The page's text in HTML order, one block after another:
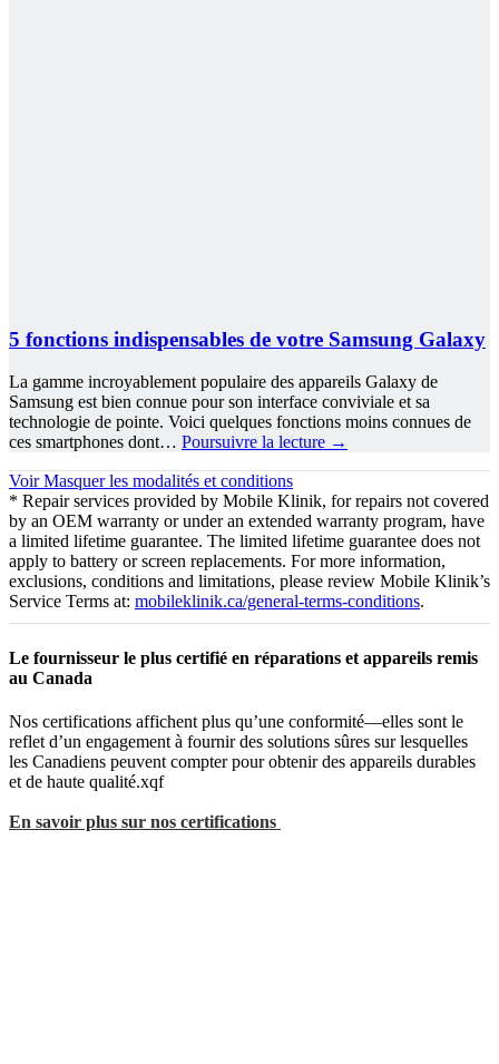
5 fonctions indispensables de votre Samsung Galaxy
La gamme incroyablement populaire des appareils Galaxy de
Samsung est bien connue pour son interface conviviale et sa
technologie de pointe. Voici quelques fonctions moins connues de
ces smartphones dont… Poursuivre la lecture →
Voir Masquerles modalités et conditions
* Repair services provided by Mobile Klinik, for repairs not covered
by an OEM warranty or under an extended warranty program, have
a limited lifetime guarantee. The limited lifetime guarantee does not
apply to battery or screen replacements. For more information,
exclusions, conditions and limitations, please review Mobile Klinik’s
Service Terms at: mobileklinik.ca/general-terms-conditions.
Le fournisseur le plus certifié en réparations et appareils remis
au Canada
Nos certifications affichent plus qu’une conformité—elles sont le
reflet d’un engagement à fournir des solutions sûres sur lesquelles
les Canadiens peuvent compter pour obtenir des appareils durables
et de haute qualité.xqf
En savoir plus sur nos certifications